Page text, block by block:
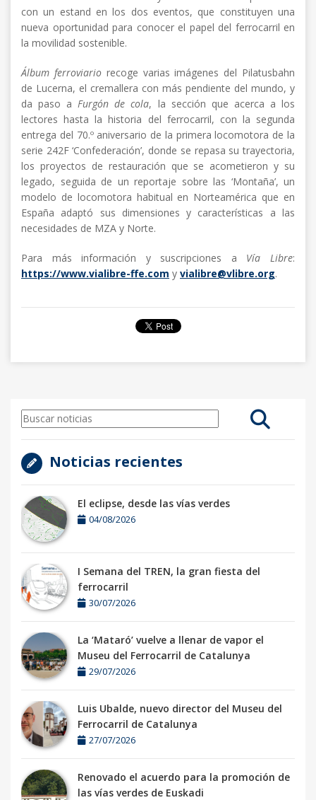
con un estand en los dos eventos, que constituyen una
nueva oportunidad para conocer el papel del ferrocarril en
la movilidad sostenible.
Álbum ferroviariorecoge varias imágenes del Pilatusbahn
de Lucerna, el cremallera con más pendiente del mundo, y
da paso a Furgón de cola, la sección que acerca a los
lectores hasta la historia del ferrocarril, con la segunda
entrega del 70.º aniversario de la primera locomotora de la
serie 242F ‘Confederación’, donde se repasa su trayectoria,
los proyectos de restauración que se acometieron y su
legado, seguida de un reportaje sobre las ‘Montaña’, un
modelo de locomotora habitual en Norteamérica que en
España adaptó sus dimensiones y características a las
necesidades de MZA y Norte.
Para más información y suscripciones a Vía Libre:
https://www.vialibre-ffe.com y vialibre@vlibre.org.
Noticias recientes
El eclipse, desde las vías verdes
04/08/2026
I Semana del TREN, la gran fiesta del
ferrocarril
30/07/2026
La ‘Mataró’ vuelve a llenar de vapor el
Museu del Ferrocarril de Catalunya
29/07/2026
Luis Ubalde, nuevo director del Museu del
Ferrocarril de Catalunya
27/07/2026
Renovado el acuerdo para la promoción de
las vías verdes de Euskadi